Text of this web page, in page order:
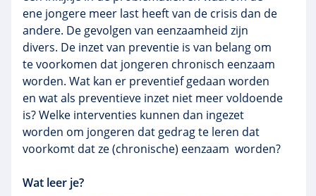
ene jongere meer last heeft van de crisis dan de
andere. De gevolgen van eenzaamheid zijn
divers. De inzet van preventie is van belang om
te voorkomen dat jongeren chronisch eenzaam
worden. Wat kan er preventief gedaan worden
en wat als preventieve inzet niet meer voldoende
is? Welke interventies kunnen dan ingezet
worden om jongeren dat gedrag te leren dat
voorkomt dat ze (chronische) eenzaam worden?
Wat leer je?